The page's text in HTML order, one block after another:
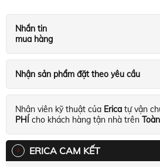
Nhắn tin
mua hàng
Nhận sản phẩm đặt theo yêu cầu
Nhân viên kỹ thuật của Erica tự vận
PHÍ cho khách hàng tận nhà trên
ERICA CAM KẾT